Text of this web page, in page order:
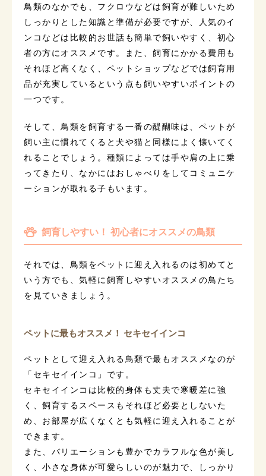
鳥類のなかでも、フクロウなどは飼育が難しいため
しっかりとした知識と準備が必要ですが、人気のイ
ンコなどは比較的お世話も簡単で飼いやすく、初心
者の方にオススメです。また、飼育にかかる費用も
それほど高くなく、ペットショップなどでは飼育用
品が充実しているという点も飼いやすいポイントの
一つです。
そして、鳥類を飼育する一番の醍醐味は、ペットが
飼い主に慣れてくると犬や猫と同様によく懐いてく
れることでしょう。種類によっては手や肩の上に乗
ってきたり、なかにはおしゃべりをしてコミュニケ
ーションが取れる子もいます。
飼育しやすい！ 初心者にオススメの鳥類
それでは、鳥類をペットに迎え入れるのは初めてと
いう方でも、気軽に飼育しやすいオススメの鳥たち
を見ていきましょう。
ペットに最もオススメ！ セキセイインコ
ペットとして迎え入れる鳥類で最もオススメなのが
「セキセイインコ」です。
セキセイインコは比較的身体も丈夫で寒暖差に強
く、飼育するスペースもそれほど必要としないた
め、お部屋が広くなくとも気軽に迎え入れることが
できます。
また、バリエーションも豊かでカラフルな色が美し
く、小さな身体が可愛らしいのが魅力で、しっかり